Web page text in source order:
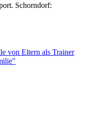
Schorndorf:
von Eltern als Trainer